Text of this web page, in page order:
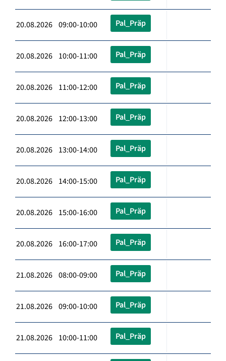
20.08.2026 09:00-10:00 Pal_Präp
20.08.2026 10:00-11:00 Pal_Präp
20.08.2026 11:00-12:00 Pal_Präp
20.08.2026 12:00-13:00 Pal_Präp
20.08.2026 13:00-14:00 Pal_Präp
20.08.2026 14:00-15:00 Pal_Präp
20.08.2026 15:00-16:00 Pal_Präp
20.08.2026 16:00-17:00 Pal_Präp
21.08.2026 08:00-09:00 Pal_Präp
21.08.2026 09:00-10:00 Pal_Präp
21.08.2026 10:00-11:00 Pal_Präp